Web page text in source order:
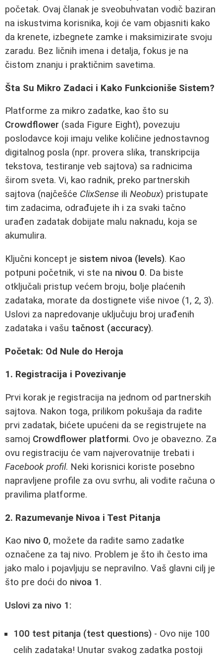
početak. Ovaj članak je sveobuhvatan vodič baziran
na iskustvima korisnika, koji će vam objasniti kako
da krenete, izbegnete zamke i maksimizirate svoju
zaradu. Bez ličnih imena i detalja, fokus je na
čistom znanju i praktičnim savetima.
Šta Su Mikro Zadaci i Kako Funkcioniše Sistem?
Platforme za mikro zadatke, kao što su
Crowdflower (sada Figure Eight), povezuju
poslodavce koji imaju velike količine jednostavnog
digitalnog posla (npr. provera slika, transkripcija
tekstova, testiranje veb sajtova) sa radnicima
širom sveta. Vi, kao radnik, preko partnerskih
sajtova (najčešće ClixSense ili Neobux) pristupate
tim zadacima, odrađujete ih i za svaki tačno
urađen zadatak dobijate malu naknadu, koja se
akumulira.
Ključni koncept je sistem nivoa (levels). Kao
potpuni početnik, vi ste na nivou 0. Da biste
otključali pristup većem broju, bolje plaćenih
zadataka, morate da dostignete više nivoe (1, 2, 3).
Uslovi za napredovanje uključuju broj urađenih
zadataka i vašu tačnost (accuracy).
Početak: Od Nule do Heroja
1. Registracija i Povezivanje
Prvi korak je registracija na jednom od partnerskih
sajtova. Nakon toga, prilikom pokušaja da radite
prvi zadatak, bićete upućeni da se registrujete na
samoj Crowdflower platformi. Ovo je obavezno. Za
ovu registraciju će vam najverovatnije trebati i
Facebook profil. Neki korisnici koriste posebno
napravljene profile za ovu svrhu, ali vodite računa o
pravilima platforme.
2. Razumevanje Nivoa i Test Pitanja
Kao nivo 0, možete da radite samo zadatke
označene za taj nivo. Problem je što ih često ima
jako malo i pojavljuju se nepravilno. Vaš glavni cilj je
što pre doći do nivoa 1.
Uslovi za nivo 1:
100 test pitanja (test questions) - Ovo nije 100
celih zadataka! Unutar svakog zadatka postoji